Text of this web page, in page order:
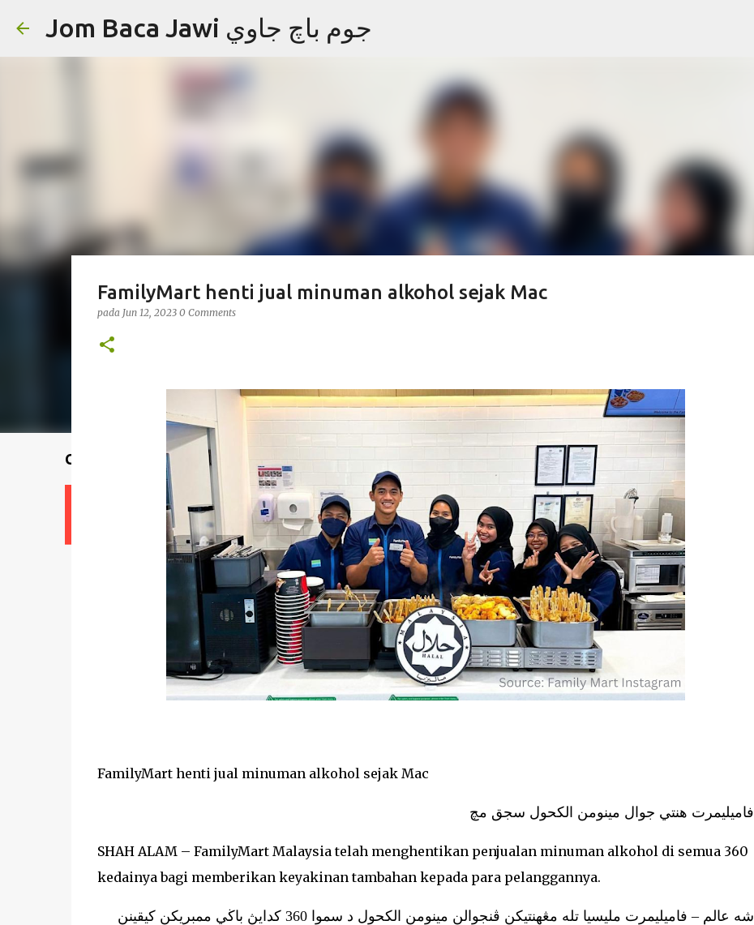
Jom Baca Jawi جوم باچ جاوي
Cari cikgu
FamilyMart henti jual minuman alkohol sejak Mac
pada Jun 12, 2023 0 Comments
FamilyMart henti jual minuman alkohol sejak Mac
فاميليمرت هنتي جوال مينومن الكحول سجق مچ
SHAH ALAM – FamilyMart Malaysia telah menghentikan penjualan minuman alkohol di semua 360
kedainya bagi memberikan keyakinan tambahan kepada para pelanggannya.
شه عالم – فاميليمرت مليسيا تله مڠهنتيكن ڤنجوالن مينومن الكحول د سموا 360 كدايڽ باڬي ممبريكن كيقينن